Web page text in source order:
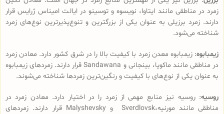
زمرد در مناطقی مانند ایتاوا، نویسوه و توسینو در ایالت امیناس ژرایس قرار
دارند. زمرد برزیلی به عنوان یکی از بزرگترین و تنوع‌پذیرترین نوع‌های زمرد
شناخته می‌شود.
زیمبابوه: زیمبابوه معدن زمرد با کیفیت بالا را در شرق کشور دارد. معادن زمرد
در مناطقی مانند ماکوپا، بینجانی و Sandawana قرار دارند. زمردهای زیمبابوه
به عنوان یکی از نوع‌های با کیفیت و رنگین‌ترین زمردها شناخته می‌شوند.
روسیه: روسیه نیز منابع مهمی از زمرد را در اختیار دارد. معادن زمرد در
مناطقی مانند مورنیه،Sverdlovsk و Malyshevsky قرار دارند. زمردهای